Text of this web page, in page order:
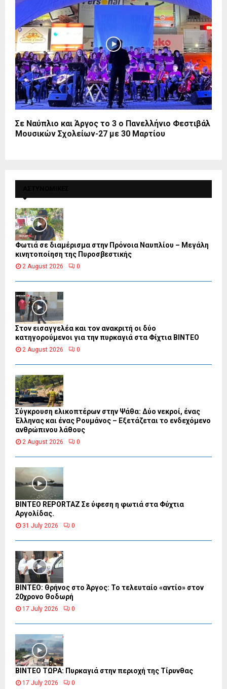
Σε Ναύπλιο και Άργος το 3 ο Πανελλήνιο Φεστιβάλ
Μουσικών Σχολείων-27 με 30 Μαρτίου
Φωτιά σε διαμέρισμα στην Πρόνοια Ναυπλίου – Μεγάλη
κινητοποίηση της Πυροσβεστικής
2 August 2026 0
Στον εισαγγελέα και τον ανακριτή οι δύο
κατηγορούμενοι για την πυρκαγιά στα Φίχτια ΒΙΝΤΕΟ
2 August 2026 0
Σύγκρουση ελικοπτέρων στην Ψάθα: Δύο νεκροί, ένας
Έλληνας και ένας Ρουμάνος – Εξετάζεται το ενδεχόμενο
ανθρώπινου λάθους
2 August 2026 0
BINTEO REPORTAZ Σε ύφεση η φωτιά στα Φύχτια
Αργολίδας.
31 July 2026 0
ΒΙΝΤΕΟ: Θρήνος στο Άργος: Το τελευταίο «αντίο» στον
20χρονο Θοδωρή
17 July 2026 0
ΒΙΝΤΕΟ ΤΩΡΑ: Πυρκαγιά στην περιοχή της Τίρυνθας
17 July 2026 0